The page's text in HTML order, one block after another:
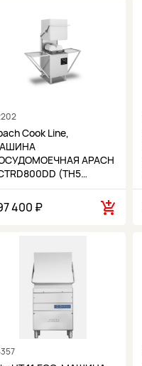
Cook Line,
APACH
(TH5…
400 ₽